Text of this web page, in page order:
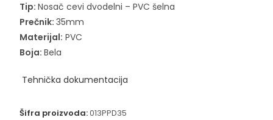
Tip:Nosač cevi dvodelni – PVC šelna
Prečnik:35mm
Materijal: PVC
Boja:Bela
Tehnička dokumentacija
Šifra proizvoda:013PPD35